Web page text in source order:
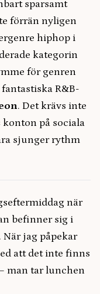
sparsamt
förrän nyligen
hiphop i
kategorin
för genren
R&B-
. Det krävs inte
på sociala
sjunger rythm
när
befinner sig i
jag påpekar
att det inte finns
man tar lunchen